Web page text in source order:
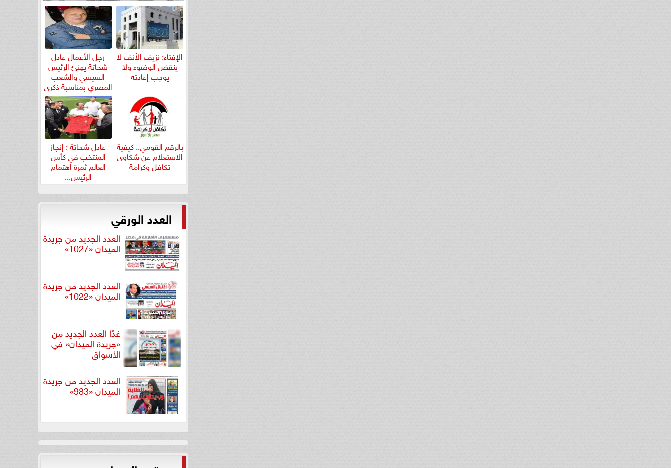
الإفتاء: نزيف الأنف لا
ينقض الوضوء ولا
يوجب إعادته
رجل الأعمال عادل
شحاتة يهنئ الرئيس
السيسي والشعب
المصري بمناسبة ذكرى
ثورة...
بالرقم القومي.. كيفية
الاستعلام عن شكاوى
تكافل وكرامة
عادل شحاتة : إنجاز
المنتخب في كأس
العالم ثمرة اهتمام
الرئيس...
العدد الورقي
العدد الجديد من جريدة
الميدان «1027»
العدد الجديد من جريدة
الميدان «1022»
غدًا العدد الجديد من
«جريدة الميدان» في
الأسواق
العدد الجديد من جريدة
الميدان «983»